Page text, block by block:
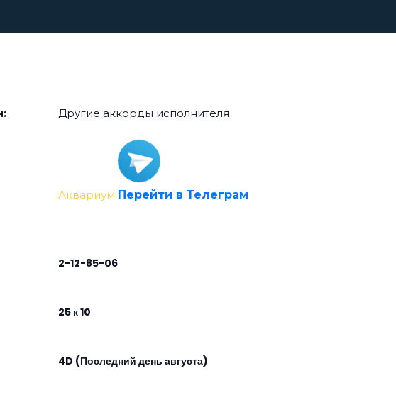
Другие аккорды исполнителя
Аквариум Перейти в Телеграм
2-12-85-06
25 к 10
4D (Последний день августа)